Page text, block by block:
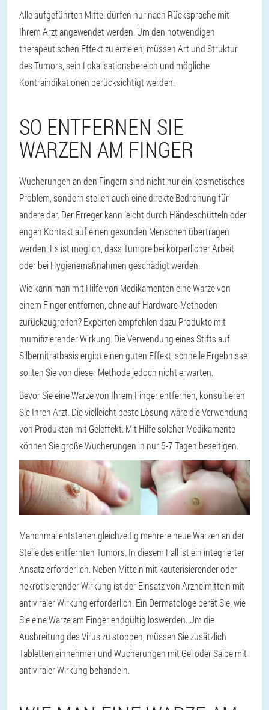
Alle aufgeführten Mittel dürfen nur nach Rücksprache mit
Ihrem Arzt angewendet werden. Um den notwendigen
therapeutischen Effekt zu erzielen, müssen Art und Struktur
des Tumors, sein Lokalisationsbereich und mögliche
Kontraindikationen berücksichtigt werden.
SO ENTFERNEN SIE
WARZEN AM FINGER
Wucherungen an den Fingern sind nicht nur ein kosmetisches
Problem, sondern stellen auch eine direkte Bedrohung für
andere dar. Der Erreger kann leicht durch Händeschütteln oder
engen Kontakt auf einen gesunden Menschen übertragen
werden. Es ist möglich, dass Tumore bei körperlicher Arbeit
oder bei Hygienemaßnahmen geschädigt werden.
Wie kann man mit Hilfe von Medikamenten eine Warze von
einem Finger entfernen, ohne auf Hardware-Methoden
zurückzugreifen? Experten empfehlen dazu Produkte mit
mumifizierender Wirkung. Die Verwendung eines Stifts auf
Silbernitratbasis ergibt einen guten Effekt, schnelle Ergebnisse
sollten Sie von dieser Methode jedoch nicht erwarten.
Bevor Sie eine Warze von Ihrem Finger entfernen, konsultieren
Sie Ihren Arzt. Die vielleicht beste Lösung wäre die Verwendung
von Produkten mit Geleffekt. Mit Hilfe solcher Medikamente
können Sie große Wucherungen in nur 5-7 Tagen beseitigen.
Manchmal entstehen gleichzeitig mehrere neue Warzen an der
Stelle des entfernten Tumors. In diesem Fall ist ein integrierter
Ansatz erforderlich. Neben Mitteln mit kauterisierender oder
nekrotisierender Wirkung ist der Einsatz von Arzneimitteln mit
antiviraler Wirkung erforderlich. Ein Dermatologe berät Sie, wie
Sie eine Warze am Finger endgültig loswerden. Um die
Ausbreitung des Virus zu stoppen, müssen Sie zusätzlich
Tabletten einnehmen und Wucherungen mit Gel oder Salbe mit
antiviraler Wirkung behandeln.